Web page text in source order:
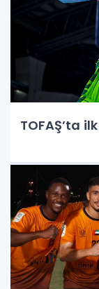
TOFAŞ’ta